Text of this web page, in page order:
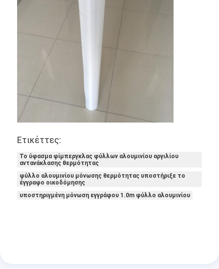
Προϊόντα
Περίπου εμείς
Μας ελάτε σε επαφή με
Ετικέττες:
Το ύφασμα φίμπεργκλας φύλλων αλουμινίου αργιλίου
αντανάκλασης θερμότητας
φύλλο αλουμινίου μόνωσης θερμότητας υποστήριξε το
έγγραφο οικοδόμησης
υποστηριγμένη μόνωση εγγράφου 1.0m φύλλο αλουμινίου